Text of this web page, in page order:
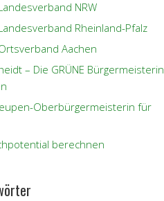
NRW
Rheinland-Pfalz
Aachen
– Die GRÜNE Bürgermeisterin
Oberbürgermeisterin für
berechnen